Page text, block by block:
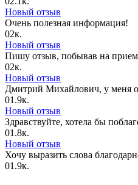
Новый отзыв
Очень полезная информация!
02к.
Новый отзыв
Пишу отзыв, побывав на
02к.
Новый отзыв
Дмитрий Михайлович, у меня
01.9к.
Новый отзыв
Здравствуйте, хотела бы
01.8к.
Новый отзыв
Хочу выразить слова
01.9к.